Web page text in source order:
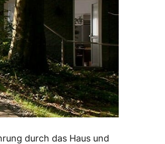
durch das Haus und